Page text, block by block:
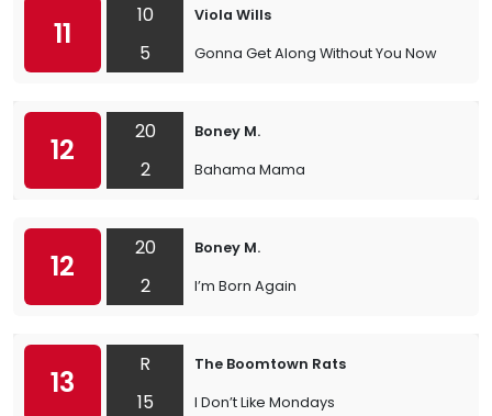
11
10
5
Viola Wills
Gonna Get Along Without You Now
12
20
2
Boney M.
Bahama Mama
12
20
2
Boney M.
I’m Born Again
13
R
15
The Boomtown Rats
I Don’t Like Mondays